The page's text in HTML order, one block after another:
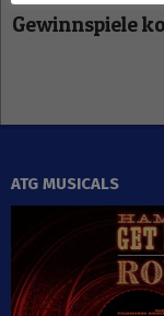
Gewinnspiele
ATG MUSICALS